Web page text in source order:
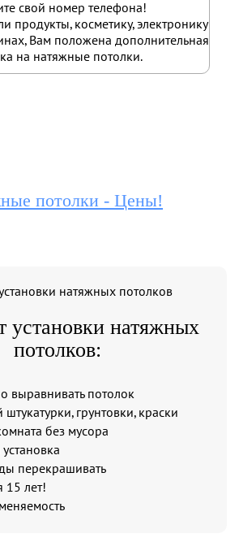
свой номер телефона!
продукты, косметику, электронику
Вам положена дополнительная
на натяжные потолки.
потолки - Цены!
натяжных
потолков:
выравнивать потолок
грунтовки, краски
без мусора
перекрашивать
15 лет!